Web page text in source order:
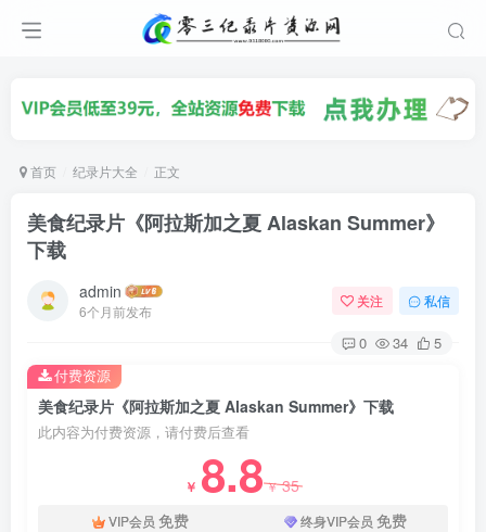
首页 纪录片大全 正文
美食纪录片《阿拉斯加之夏 Alaskan Summer》
下载
admin
6个月前发布
关注 私信
0 34 5
美食纪录片《阿拉斯加之夏 Alaskan Summer》下载
此内容为付费资源，请付费后查看
￥ 8.8￥35
VIP会员 免费 终身VIP会员 免费
付费资源